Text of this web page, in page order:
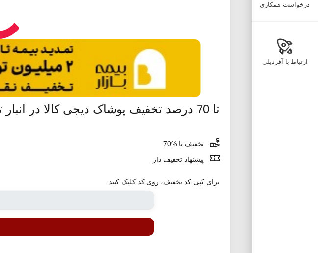
درخواست همکاری
ارتباط با آفردیلی
تا 70 درصد تخفیف پوشاک دیجی کالا در انبار تکانی
تخفیف تا %70
پیشنهاد تخفیف دار
برای کپی کد تخفیف، روی کد کلیک کنید: